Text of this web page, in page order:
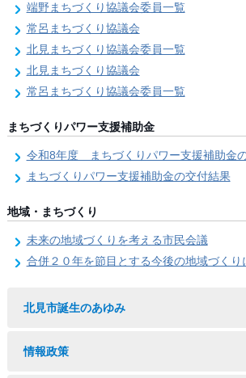
端野まちづくり協議会委員一覧
常呂まちづくり協議会
北見まちづくり協議会委員一覧
北見まちづくり協議会
常呂まちづくり協議会委員一覧
まちづくりパワー支援補助金
令和8年度 まちづくりパワー支援補助金の募集【受
まちづくりパワー支援補助金の交付結果
地域・まちづくり
未来の地域づくりを考える市民会議
合併２０年を節目とする今後の地域づくり
北見市誕生のあゆみ
情報政策